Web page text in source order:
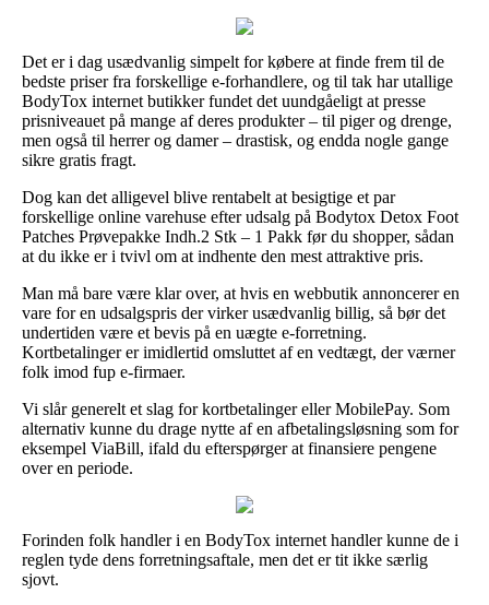
Det er i dag usædvanlig simpelt for købere at finde frem til de
bedste priser fra forskellige e-forhandlere, og til tak har utallige
BodyTox internet butikker fundet det uundgåeligt at presse
prisniveauet på mange af deres produkter – til piger og drenge,
men også til herrer og damer – drastisk, og endda nogle gange
sikre gratis fragt.
Dog kan det alligevel blive rentabelt at besigtige et par
forskellige online varehuse efter udsalg på Bodytox Detox Foot
Patches Prøvepakke Indh.2 Stk – 1 Pakk før du shopper, sådan
at du ikke er i tvivl om at indhente den mest attraktive pris.
Man må bare være klar over, at hvis en webbutik annoncerer en
vare for en udsalgspris der virker usædvanlig billig, så bør det
undertiden være et bevis på en uægte e-forretning.
Kortbetalinger er imidlertid omsluttet af en vedtægt, der værner
folk imod fup e-firmaer.
Vi slår generelt et slag for kortbetalinger eller MobilePay. Som
alternativ kunne du drage nytte af en afbetalingsløsning som for
eksempel ViaBill, ifald du efterspørger at finansiere pengene
over en periode.
Forinden folk handler i en BodyTox internet handler kunne de i
reglen tyde dens forretningsaftale, men det er tit ikke særlig
sjovt.